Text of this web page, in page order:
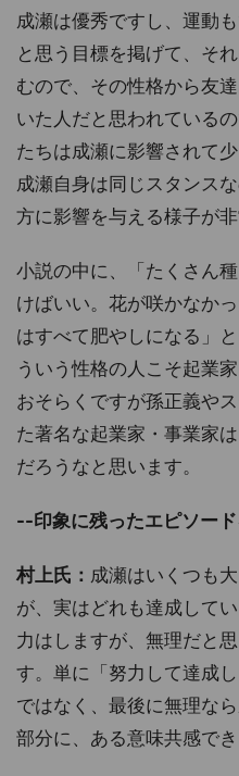
成瀬は優秀ですし、運動
と思う目標を掲げて、そ
むので、その性格から友
いた人だと思われている
たちは成瀬に影響されて
成瀬自身は同じスタンス
方に影響を与える様子が
小説の中に、「たくさん
けばいい。花が咲かなか
はすべて肥やしになる」
ういう性格の人こそ起業
おそらくですが孫正義や
た著名な起業家・事業家
だろうなと思います。
--印象に残ったエピソー
村上氏： 成瀬はいくつも
が、実はどれも達成して
力はしますが、無理だと
す。単に「努力して達成
ではなく、最後に無理な
部分に、ある意味共感でき